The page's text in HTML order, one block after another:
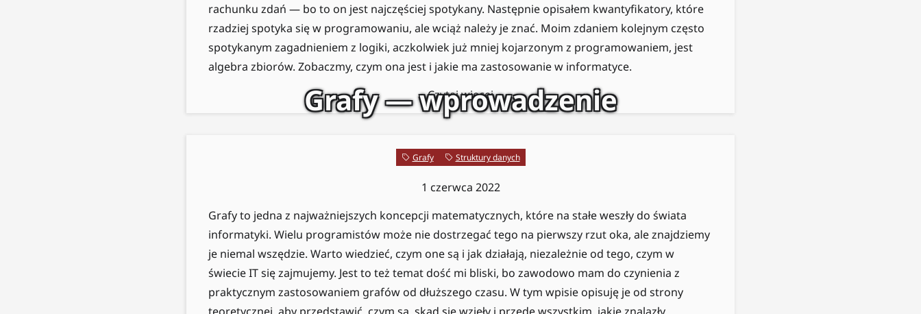
rachunku zdań — bo to on jest najczęściej spotykany. Następnie opisałem kwantyfikatory, które
rzadziej spotyka się w programowaniu, ale wciąż należy je znać. Moim zdaniem kolejnym często
spotykanym zagadnieniem z logiki, aczkolwiek już mniej kojarzonym z programowaniem, jest
algebra zbiorów. Zobaczmy, czym ona jest i jakie ma zastosowanie w informatyce.
Czytaj więcej
Grafy — wprowadzenie
Grafy Struktury danych
1 czerwca 2022
Grafy to jedna z najważniejszych koncepcji matematycznych, które na stałe weszły do świata
informatyki. Wielu programistów może nie dostrzegać tego na pierwszy rzut oka, ale znajdziemy
je niemal wszędzie. Warto wiedzieć, czym one są i jak działają, niezależnie od tego, czym w
świecie IT się zajmujemy. Jest to też temat dość mi bliski, bo zawodowo mam do czynienia z
praktycznym zastosowaniem grafów od dłuższego czasu. W tym wpisie opisuję je od strony
teoretycznej, aby przedstawić, czym są, skąd się wzięły i przede wszystkim, jakie znalazły